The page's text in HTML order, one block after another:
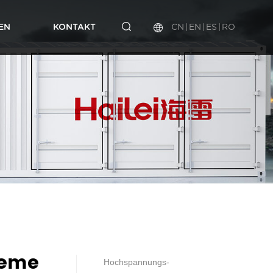
HVAS1-Serie
KONTAKT CN EN ES RO
Hochspannungs-